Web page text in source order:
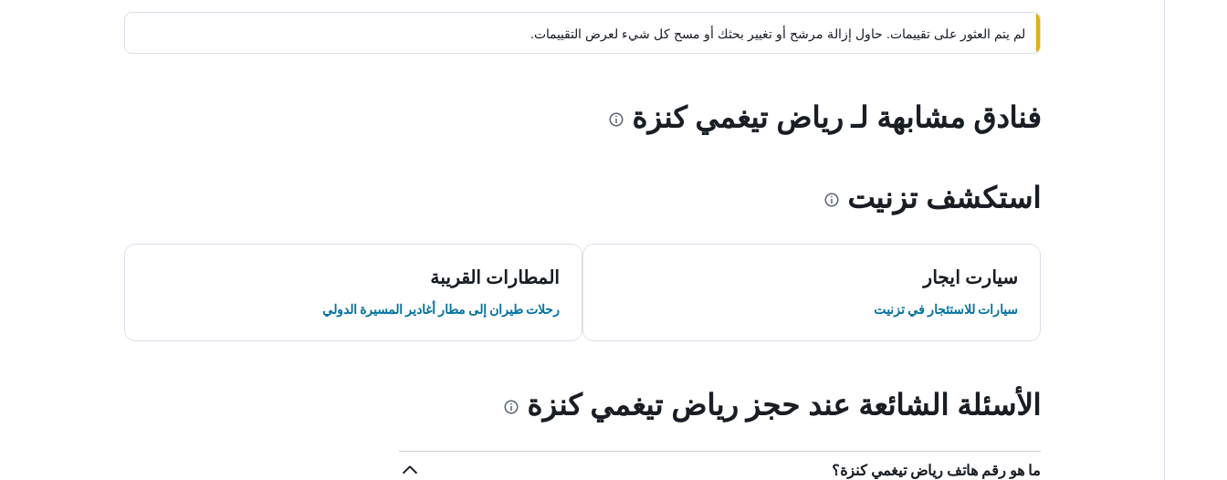
لم يتم العثور على تقييمات. حاول إزالة مرشح أو تغيير بحثك أو مسح كل شيء لعرض التقييمات.
فنادق مشابهة لـ رياض تيغمي كنزة
استكشف تزنيت
سيارت ايجار
سيارات للاستئجار في تزنيت
المطارات القريبة
رحلات طيران إلى مطار أغادير المسيرة الدولي
الأسئلة الشائعة عند حجز رياض تيغمي كنزة
ما هو رقم هاتف رياض تيغمي كنزة؟